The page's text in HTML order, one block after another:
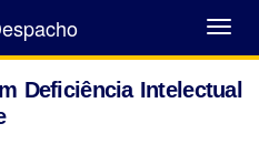
Abrir
Menu
Deficiência Intelectual